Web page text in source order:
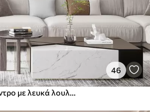
46
Ένα γοητευτικό δέντρο με λευκά λουλούδια στο φόντο των σύννεφων σε ένα ενδιαφέρον στυλ σε ευαίσθητα ζεστά χρώματα